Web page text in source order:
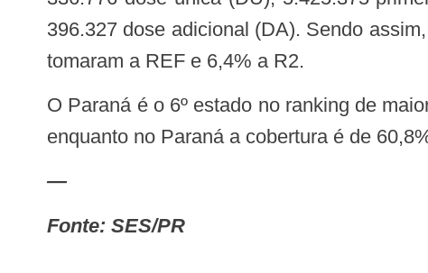
396.327 dose adicional (DA). Sendo
tomaram a REF e 6,4% a R2.
O Paraná é o 6º estado no ranking de maiores coberturas vacinais. A taxa de cobertura da população-alvo no Brasil é de 55,5%,
enquanto no Paraná a cobertura é de
—
Fonte: SES/PR